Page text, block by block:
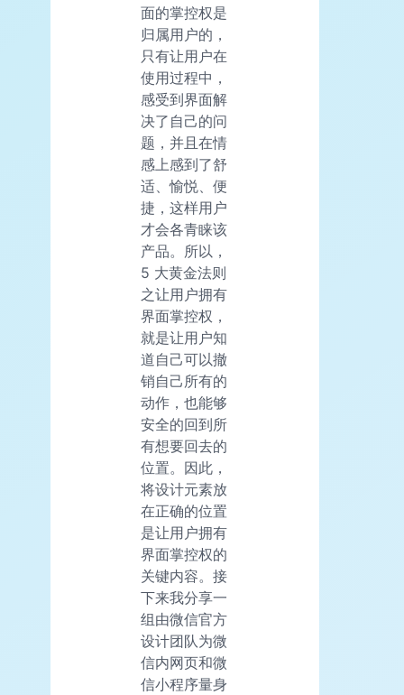
面的掌控权是
归属用户的，
只有让用户在
使用过程中，
感受到界面解
决了自己的问
题，并且在情
感上感到了舒
适、愉悦、便
捷，这样用户
才会各青睐该
产品。所以，
5 大黄金法则
之让用户拥有
界面掌控权，
就是让用户知
道自己可以撤
销自己所有的
动作，也能够
安全的回到所
有想要回去的
位置。因此，
将设计元素放
在正确的位置
是让用户拥有
界面掌控权的
关键内容。接
下来我分享一
组由微信官方
设计团队为微
信内网页和微
信小程序量身